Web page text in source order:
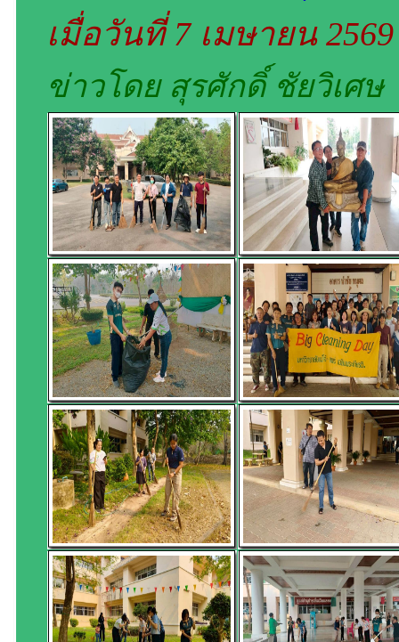
เมื่อวันที่ 7 เมษายน
ข่าวโดย สุรศักดิ์ ชัยวิเศษ